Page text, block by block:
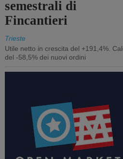
semestrali di
Fincantieri
Trieste
Utile netto in crescita del +191,4%.
del -58,5% dei nuovi ordini